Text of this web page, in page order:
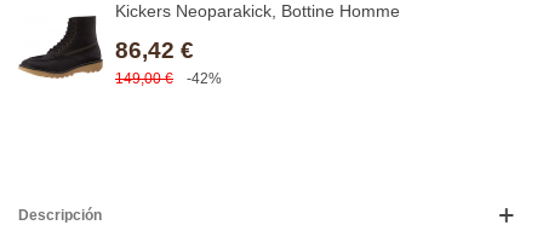
Kickers Neoparakick, Bottine Homme
86,42 €
149,00 € -42%
Descripción